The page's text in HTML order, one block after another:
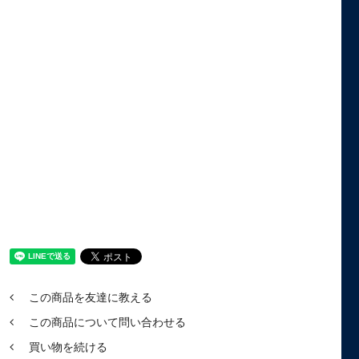
この商品を友達に教える
この商品について問い合わせる
買い物を続ける